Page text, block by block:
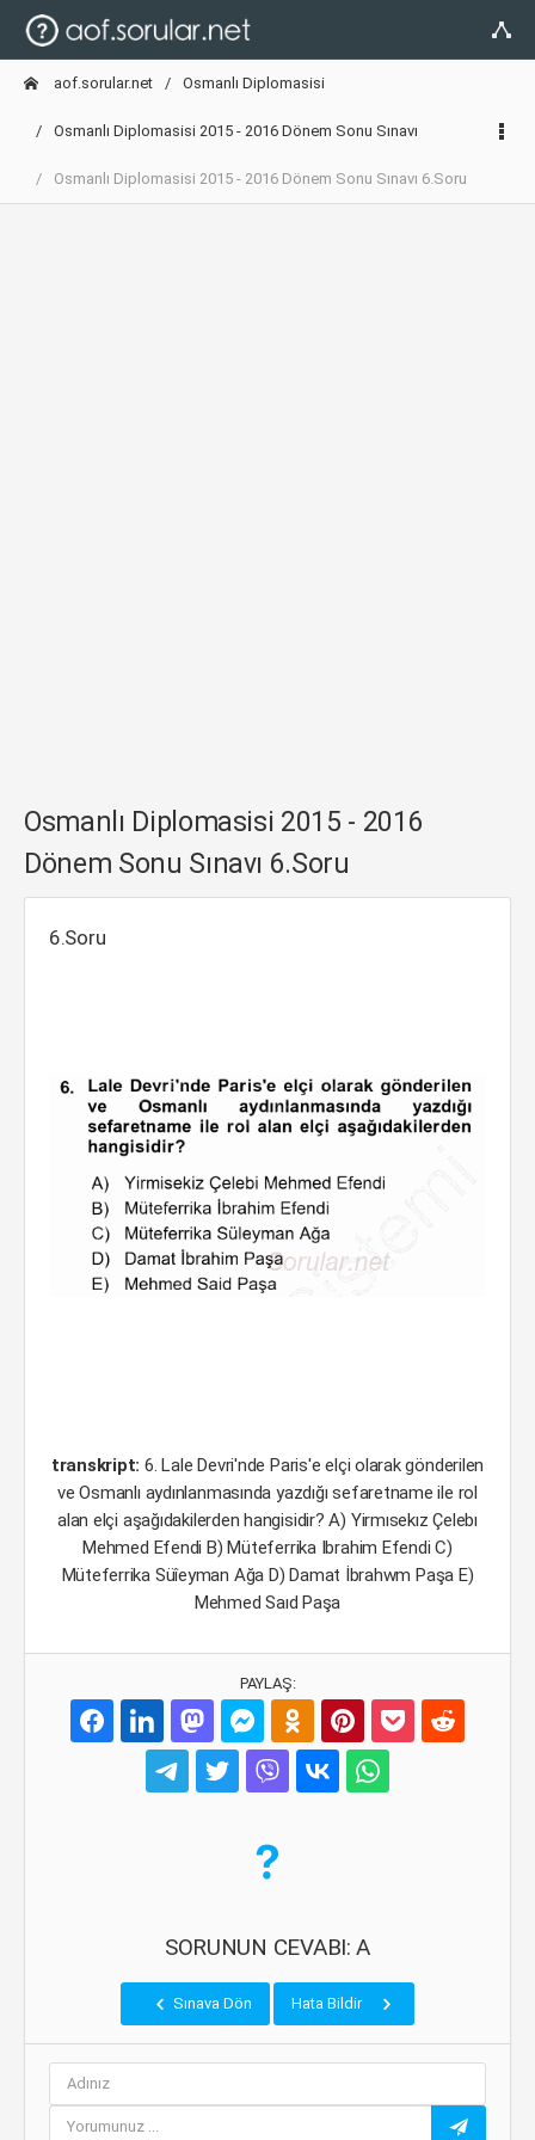
aof.sorular.net Osmanlı Diplomasisi
Osmanlı Diplomasisi 2015 - 2016 Dönem Sonu Sınavı
Osmanlı Diplomasisi 2015 - 2016 Dönem Sonu Sınavı 6.Soru
Osmanlı Diplomasisi 2015 - 2016
Dönem Sonu Sınavı 6.Soru
6.Soru
transkript:6. Lale Devri'nde Paris'e elçi olarak gönderilen
ve Osmanlı aydınlanmasında yazdığı sefaretname ile rol
alan elçi aşağıdakilerden hangisidir? A) Yirmısekız Çelebı
Mehmed Efendi B) Müteferrika Ibrahim Efendi C)
Müteferrika Süîeyman Ağa D) Damat İbrahwm Paşa E)
Mehmed Saıd Paşa
PAYLAŞ:
SORUNUN CEVABI: A
Sınava Dön Hata Bildir